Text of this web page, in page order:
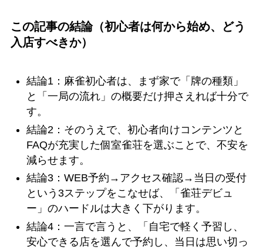
この記事の結論（初心者は何から始め、どう
入店すべきか）
結論1：麻雀初心者は、まず家で「牌の種類」
と「一局の流れ」の概要だけ押さえれば十分で
す。
結論2：そのうえで、初心者向けコンテンツと
FAQが充実した個室雀荘を選ぶことで、不安を
減らせます。
結論3：WEB予約→アクセス確認→当日の受付
という3ステップをこなせば、「雀荘デビュ
ー」のハードルは大きく下がります。
結論4：一言で言うと、「自宅で軽く予習し、
安心できる店を選んで予約し、当日は思い切っ